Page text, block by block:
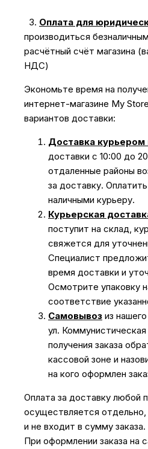
3. Оплата для
производиться
расчётный счёт магазина
НДС)
Экономьте время на
интернет-магазине My
вариантов доставки:
Доставка курьером
доставки с 10:00 до
отдаленные районы
за доставку.
наличными курьеру.
Курьерская
поступит на склад,
свяжется для
Специалист
время доставки и
Осмотрите упаковку
соответствие
Самовывоз из
ул.
получения заказа
кассовой зоне и
на кого оформлен
Оплата за доставку любой
осуществляется отдельно,
и не входит в сумму заказа.
При оформлении заказа на